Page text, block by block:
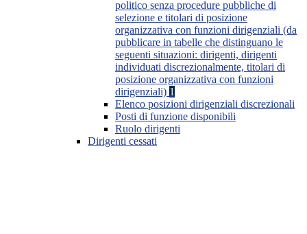
politico senza procedure pubbliche di
selezione e titolari di posizione
organizzativa con funzioni dirigenziali (da
pubblicare in tabelle che distinguano le
seguenti situazioni: dirigenti, dirigenti
individuati discrezionalmente, titolari di
posizione organizzativa con funzioni
dirigenziali) 1
Elenco posizioni dirigenziali discrezionali
Posti di funzione disponibili
Ruolo dirigenti
Dirigenti cessati